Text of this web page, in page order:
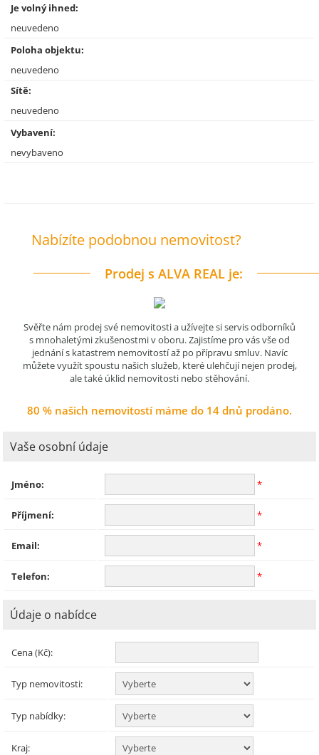
Je volný ihned:
neuvedeno
Poloha objektu:
neuvedeno
Sítě:
neuvedeno
Vybavení:
nevybaveno
Nabízíte podobnou nemovitost?
Prodej s ALVA REAL je:
Svěřte nám prodej své nemovitosti a užívejte si servis odborníků
s mnohaletými zkušenostmi v oboru. Zajistíme pro vás vše od
jednání s katastrem nemovitostí až po přípravu smluv. Navíc
můžete využít spoustu našich služeb, které ulehčují nejen prodej,
ale také úklid nemovitosti nebo stěhování.
80 % našich nemovitostí máme do 14 dnů prodáno.
Vaše osobní údaje
Jméno: *
Příjmení: *
Email: *
Telefon: *
Údaje o nabídce
Cena (Kč):
Typ nemovitosti:
Typ nabídky:
Kraj: